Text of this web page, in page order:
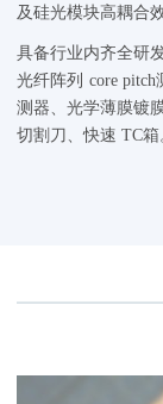
及硅光模块高耦合
具备行业内齐全研
光纤阵列 core
测器、光学薄膜镀
切割刀、快速 TC箱